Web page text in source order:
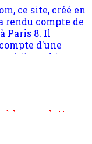
rendu compte de
Paris 8. Il
d'une
philosophiques
omme la
riche de
contient des
nombre de
sans
réseaux et si
votre site.